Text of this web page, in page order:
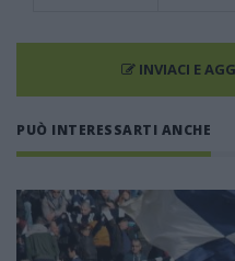
INVIACI E
PUÒ INTERESSARTI ANCHE